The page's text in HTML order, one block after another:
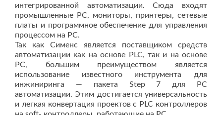
интегрированной автоматизации. Сюда входят
промышленные PC, мониторы, принтеры, сетевые
платы и программное обеспечение для управления
процессом на PC.
Так как Сименс является поставщиком средств
автоматизации как на основе PLC, так и на основе
PC, большим преимуществом является
использование известного инструмента для
инжиниринга — пакета Step 7 для PC
автоматизации. Этим достигается универсальность
и легкая конвертация проектов с PLC контроллеров